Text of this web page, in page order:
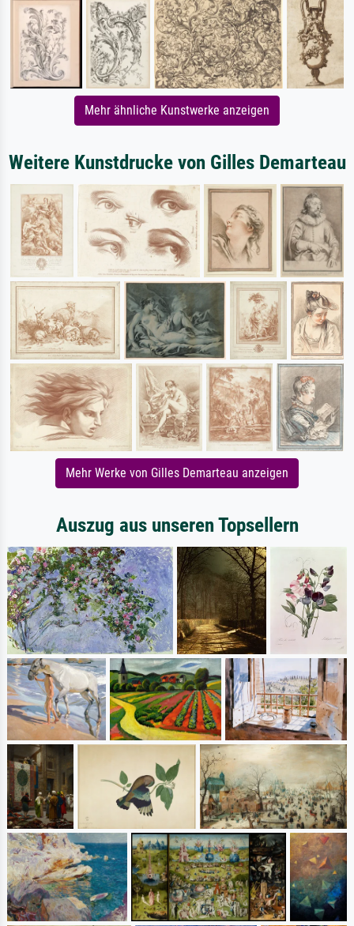
Mehr ähnliche Kunstwerke anzeigen
Weitere Kunstdrucke von Gilles Demarteau
Mehr Werke von Gilles Demarteau anzeigen
Auszug aus unseren Topsellern